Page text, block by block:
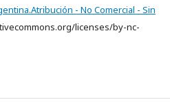
- No Comercial - Sin
licenses/by-nc-